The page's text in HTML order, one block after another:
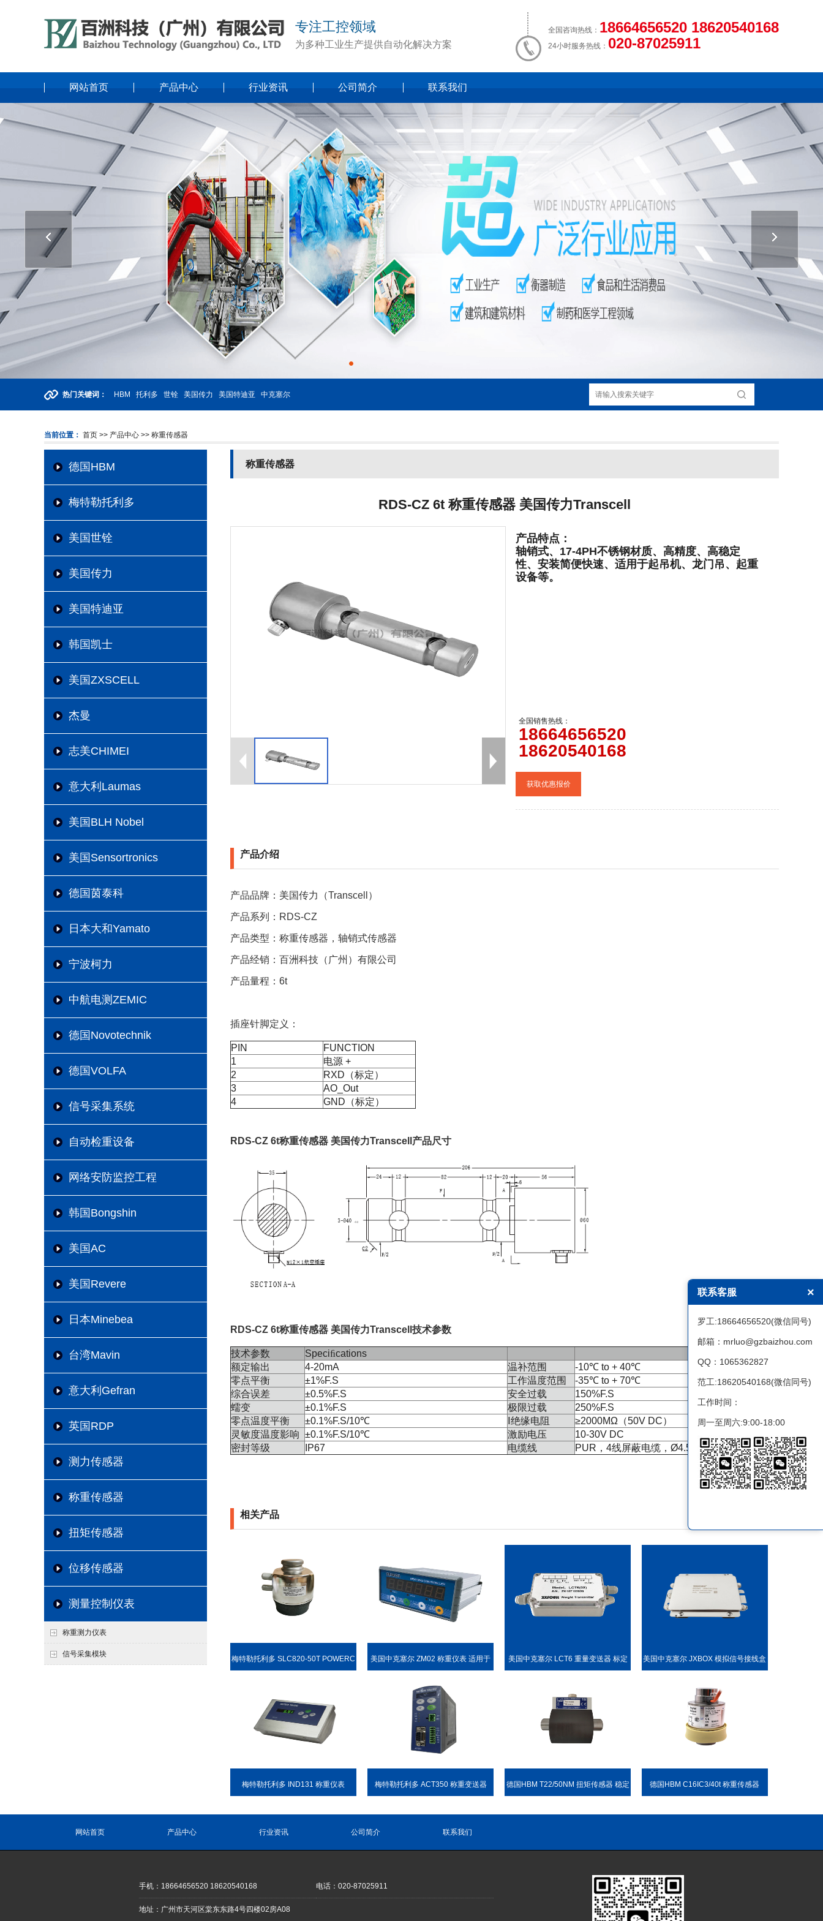
专注工控领域
为多种工业生产提供自动化解决方案
全国咨询热线： 18664656520 18620540168
24小时服务热线： 020-87025911
网站首页 产品中心 行业资讯 公司简介 联系我们
热门关键词： HBM 托利多 世铨 美国传力 美国特迪亚 中克塞尔
当前位置： 首页 >> 产品中心 >> 称重传感器
德国HBM
梅特勒托利多
美国世铨
美国传力
美国特迪亚
韩国凯士
美国ZXSCELL
杰曼
志美CHIMEI
意大利Laumas
美国BLH Nobel
美国Sensortronics
德国茵泰科
日本大和Yamato
宁波柯力
中航电测ZEMIC
德国Novotechnik
德国VOLFA
信号采集系统
自动检重设备
网络安防监控工程
韩国Bongshin
美国AC
美国Revere
日本Minebea
台湾Mavin
意大利Gefran
英国RDP
测力传感器
称重传感器
扭矩传感器
位移传感器
测量控制仪表
称重测力仪表
信号采集模块
称重传感器
RDS-CZ 6t 称重传感器 美国传力Transcell
产品特点：
轴销式、17-4PH不锈钢材质、高精度、高稳定
性、安装简便快速、适用于起吊机、龙门吊、起重
设备等。
全国销售热线：
18664656520
18620540168
获取优惠报价
产品介绍
产品品牌：美国传力（Transcell）
产品系列：RDS-CZ
产品类型：称重传感器，轴销式传感器
产品经销：百洲科技（广州）有限公司
产品量程：6t
插座针脚定义：
PIN
FUNCTION
1
电源 +
2
RXD（标定）
3
AO_Out
4
GND（标定）
RDS-CZ 6t称重传感器 美国传力Transcell产品尺寸
RDS-CZ 6t称重传感器 美国传力Transcell 技术参数
技术参数 Speciﬁcations
额定输出
4-20mA 温补范围
-10℃ to + 40℃
零点平衡
±1%F.S 工作温度范围
-35℃ to + 70℃
综合误差
±0.5%F.S 安全过载 150%F.S
蠕变
±0.1%F.S 极限过载 250%F.S
零点温度平衡
±0.1%F.S/10℃ Ⅰ绝缘电阻
≥2000MΩ（50V DC）
灵敏度温度影响 ±0.1%F.S/10℃ 激励电压
10-30V DC
密封等级
IP67 电缆线 PUR，4线屏蔽电缆，Ø4.5mm，2m长
相关产品
梅特勒托利多 SLC820-50T POWERC 美国中克塞尔 ZM02 称重仪表 适用于 美国中克塞尔 LCT6 重量变送器 标定 美国中克塞尔 JXBOX 模拟信号接线盒
梅特勒托利多 IND131 称重仪表 梅特勒托利多 ACT350 称重变送器 德国HBM T22/50NM 扭矩传感器 稳定 德国HBM C16IC3/40t 称重传感器
网站首页 产品中心 行业资讯 公司简介 联系我们
手机：18664656520 18620540168 电话：020-87025911
地址：广州市天河区棠东东路4号四楼02房A08
联系客服 ×
罗工:18664656520(微信同号)
邮箱：mrluo@gzbaizhou.com
QQ：1065362827
范工:18620540168(微信同号)
工作时间：
周一至周六:9:00-18:00